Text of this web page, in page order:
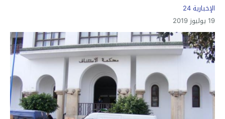
الإخبارية 24
19 يوليوز 2019